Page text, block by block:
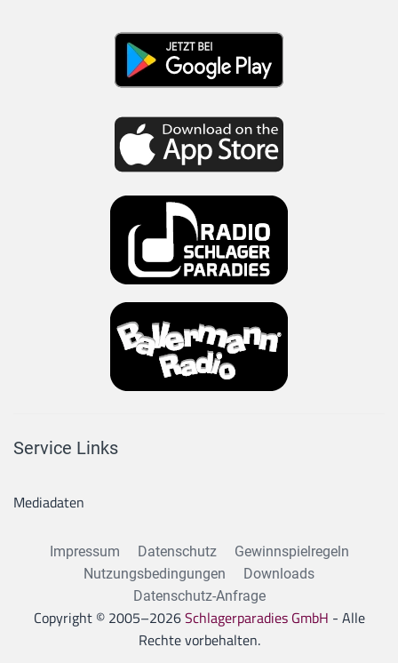
Service Links
Mediadaten
Impressum Datenschutz
Gewinnspielregeln
Nutzungsbedingungen
Downloads
Datenschutz-Anfrage
Copyright © 2005–2026Schlagerparadies GmbH - Alle
Rechte vorbehalten.